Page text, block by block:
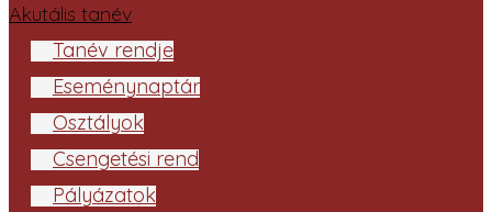
Akutális tanév
Tanév rendje
Eseménynaptár
Osztályok
Csengetési rend
Pályázatok